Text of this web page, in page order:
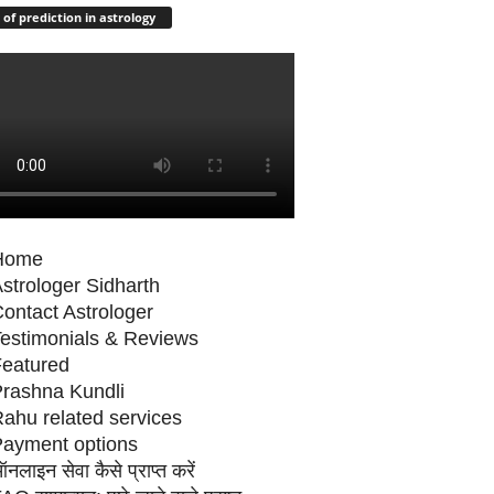
prediction in astrology
Sidharth
Astrologer
& Reviews
Kundli
related services
options
सेवा कैसे प्राप्‍त करें